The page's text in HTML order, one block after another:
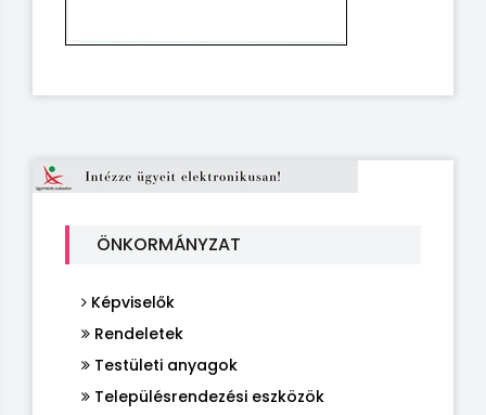
ÖNKORMÁNYZAT
Képviselők
Rendeletek
Testületi anyagok
Településrendezési eszközök